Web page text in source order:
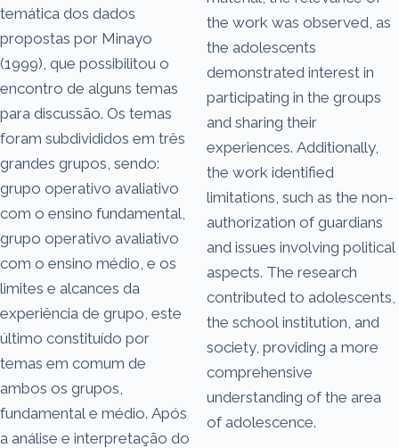
temática dos dados
propostas por Minayo
(1999), que possibilitou o
encontro de alguns temas
para discussão. Os temas
foram subdivididos em três
grandes grupos, sendo:
grupo operativo avaliativo
com o ensino fundamental,
grupo operativo avaliativo
com o ensino médio, e os
limites e alcances da
experiência de grupo, este
último constituído por
temas em comum de
ambos os grupos,
fundamental e médio. Após
a análise e interpretação do
the work was observed, as
the adolescents
demonstrated interest in
participating in the groups
and sharing their
experiences. Additionally,
the work identified
limitations, such as the non-
authorization of guardians
and issues involving political
aspects. The research
contributed to adolescents,
the school institution, and
society, providing a more
comprehensive
understanding of the area
of adolescence.